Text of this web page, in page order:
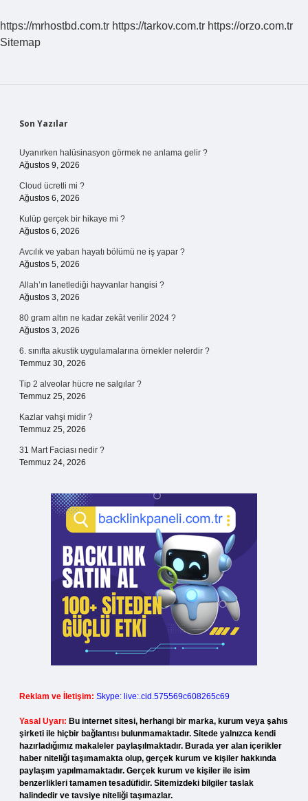
https://mrhostbd.com.tr https://tarkov.com.tr https://orzo.com.tr
Sitemap
Sidebar
Son Yazılar
Uyanırken halüsinasyon görmek ne anlama gelir ?
Ağustos 9, 2026
Cloud ücretli mi ?
Ağustos 6, 2026
Kulüp gerçek bir hikaye mi ?
Ağustos 6, 2026
Avcılık ve yaban hayatı bölümü ne iş yapar ?
Ağustos 5, 2026
Allah’ın lanetlediği hayvanlar hangisi ?
Ağustos 3, 2026
80 gram altın ne kadar zekât verilir 2024 ?
Ağustos 3, 2026
6. sınıfta akustik uygulamalarına örnekler nelerdir ?
Temmuz 30, 2026
Tip 2 alveolar hücre ne salgılar ?
Temmuz 25, 2026
Kazlar vahşi midir ?
Temmuz 25, 2026
31 Mart Faciası nedir ?
Temmuz 24, 2026
Reklam ve İletişim: Skype: live:.cid.575569c608265c69
Yasal Uyarı: Bu internet sitesi, herhangi bir marka, kurum veya şahıs
şirketi ile hiçbir bağlantısı bulunmamaktadır. Sitede yalnızca kendi
hazırladığımız makaleler paylaşılmaktadır. Burada yer alan içerikler
haber niteliği taşımamakta olup, gerçek kurum ve kişiler hakkında
paylaşım yapılmamaktadır. Gerçek kurum ve kişiler ile isim
benzerlikleri tamamen tesadüfidir. Sitemizdeki bilgiler taslak
halindedir ve tavsiye niteliği taşımazlar.